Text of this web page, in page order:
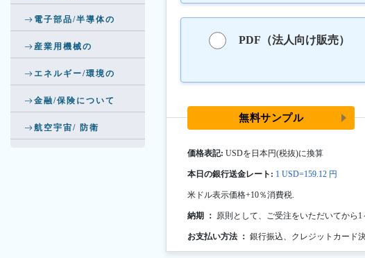
電子部品/半導体の
産業用機械の
エネルギー/環境の
金融/保険について
航空宇宙/ 防衛
PDF（法人向け販売）
無料サンプル
価格表記: USDを日本円(税抜)に換算
本日の銀行送金レート: 1 USD=159.12 円
米ドル表示価格+10％消費税.
納期 ： 原則として、ご受注をいただいてから
お支払い方法 ： 銀行振込、クレジットカード